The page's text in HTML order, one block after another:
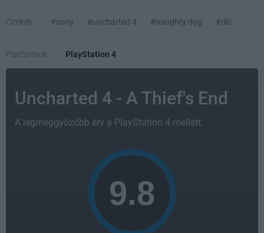
Címkék: #sony #uncharted 4 #naughty dog #dlc
Platformok: PlayStation 4
Uncharted 4 - A Thief's End
A legmeggyőzőbb érv a PlayStation 4 mellett.